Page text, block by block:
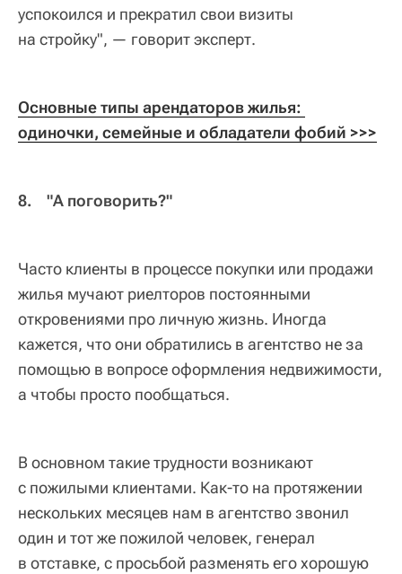
успокоился и прекратил свои визиты
на стройку", — говорит эксперт.
Основные типы арендаторов жилья:
одиночки, семейные и обладатели фобий >>>
8. "А поговорить?"
Часто клиенты в процессе покупки или продажи
жилья мучают риелторов постоянными
откровениями про личную жизнь. Иногда
кажется, что они обратились в агентство не за
помощью в вопросе оформления недвижимости,
а чтобы просто пообщаться.
В основном такие трудности возникают
с пожилыми клиентами. Как-то на протяжении
нескольких месяцев нам в агентство звонил
один и тот же пожилой человек, генерал
в отставке, с просьбой разменять его хорошую